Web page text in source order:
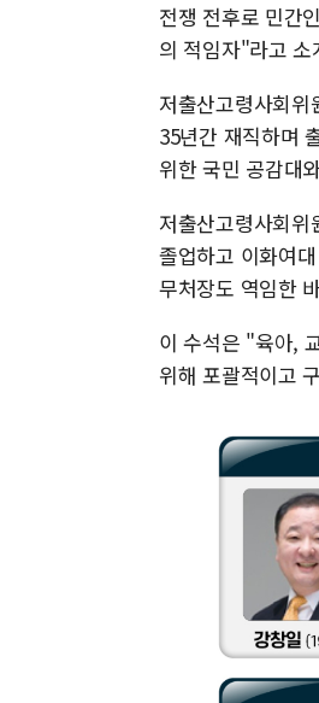
전쟁 전후로 민간
의 적임자"라고 소
저출산고령사회
35년간 재직하며
위한 국민 공감대
저출산고령사회
졸업하고 이화여
무처장도 역임한
이 수석은 "육아,
위해 포괄적이고